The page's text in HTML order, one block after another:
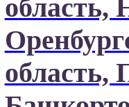
область,
область,